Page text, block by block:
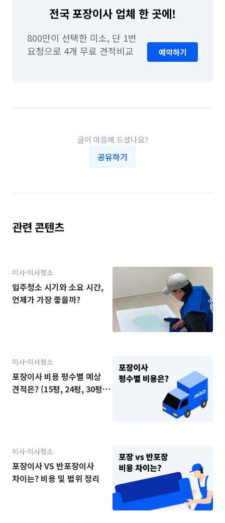
전국 포장이사 업체 한 곳에!
800만이 선택한 미소, 단 1번
요청으로 4개 무료 견적비교
예약하기
글이 마음에 드셨나요?
공유하기
관련 콘텐츠
이사·이사청소
입주청소 시기와 소요 시간,
언제가 가장 좋을까?
이사·이사청소
포장이사 비용 평수별 예상
견적은? (15평, 24평, 30평,
이사·이사청소
포장이사 VS 반포장이사
차이는? 비용 및 범위 정리